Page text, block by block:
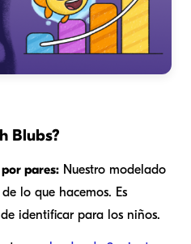
Blubs?
pares: Nuestro modelado
lo que hacemos. Es
identificar para los niños.